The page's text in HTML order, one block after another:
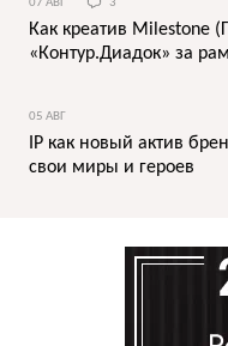
07 АВГ 3
Как креатив Milestone
«Контур.Диадок» за
05 АВГ
IP как новый актив
свои миры и героев